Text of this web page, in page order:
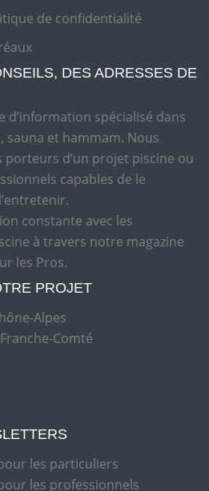
de confidentialité
DES ADRESSES DE
d’information spécialisé dans
sauna et hammam. Nous
d’un projet piscine ou
capables de le
constante avec les
à travers notre magazine
les Pros.
PROJET
Alpes
Comté
les particuliers
les professionnels